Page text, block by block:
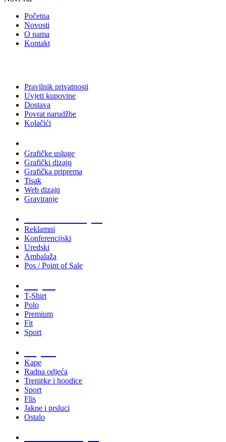
Početna
Novosti
O nama
Kontakt
Pravilnik privatnosti
Uvjeti kupovine
Dostava
Povrat narudžbe
Kolačići
Grafičke usluge
Grafički dizajn
Grafička priprema
Tisak
Web dizajn
Graviranje
Reklamni
Konferencijski
Uredski
Ambalaža
Pos / Point of Sale
T-Shirt
Polo
Premium
Fit
Sport
Kape
Radna odjeća
Trenirke i hoodice
Sport
Flis
Jakne i prsluci
Ostalo